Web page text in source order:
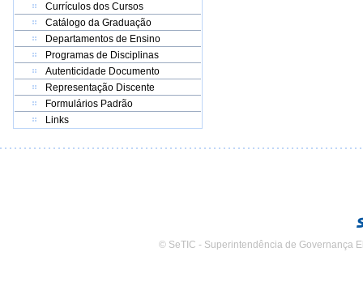
Currículos dos Cursos
Catálogo da Graduação
Departamentos de Ensino
Programas de Disciplinas
Autenticidade Documento
Representação Discente
Formulários Padrão
Links
© SeTIC - Superintendência de Governança